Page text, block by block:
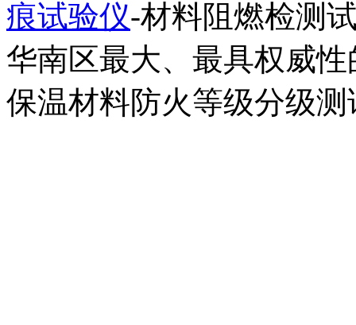
痕试验仪-材料阻燃检测
华南区最大、最具权威
保温材料防火等级分级